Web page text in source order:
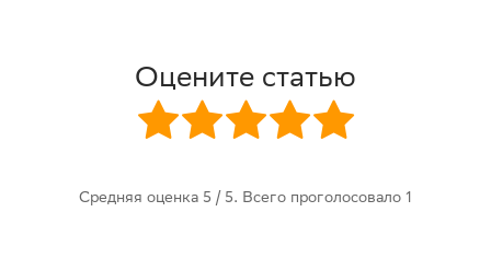
Оцените статью
Средняя оценка 5 / 5. Всего проголосовало 1